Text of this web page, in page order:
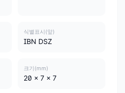
식별표시(앞)
IBN DSZ
크기(mm)
20 x 7 x 7